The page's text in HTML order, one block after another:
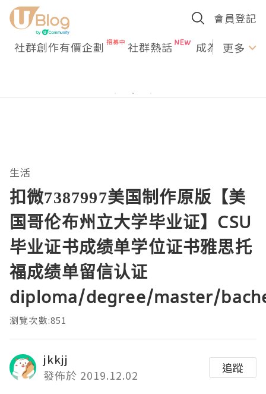
會員登記
社群創作有價企劃 社群熱話 成為U更多
生活
扣微7387997美国制作原版【美
国哥伦布州立大学毕业证】CSU
毕业证书成绩单学位证书雅思托
福成绩单留信认证
diploma/degree/master/
瀏覽次數:851
jkkjj
發佈於 2019.12.02
追蹤